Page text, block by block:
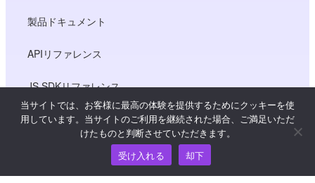
製品ドキュメント
APIリファレンス
JS SDKリファレンス
当サイトでは、お客様に最高の体験を提供するためにクッキーを使
用しています。当サイトのご利用を継続された場合、ご満足いただ
けたものと判断させていただきます。
受け入れる
却下